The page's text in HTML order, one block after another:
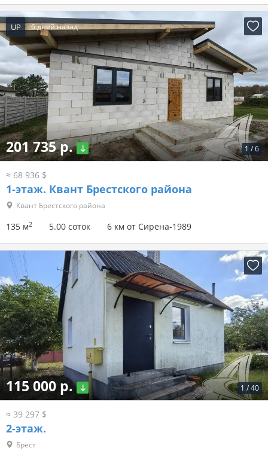
UP 6 дней назад
1 /6
201 735 р.
≈ 68 936 $
1-этаж. Квант Брестского района
Квант Брестского района
135 м2 5.00 соток 6 км от Сирена-1989
1 /40
115 000 р.
≈ 39 297 $
2-этаж.
Брест